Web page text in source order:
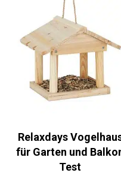
Relaxdays
für Garten und
Test